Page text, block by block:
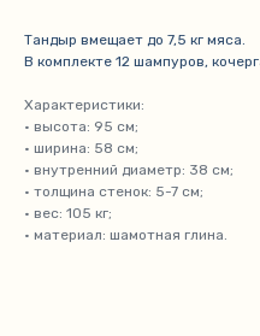
Тандыр вмещает до 7,5 кг мяса.
В комплекте 12 шампуров,
Характеристики:
• высота: 95 см;
• ширина: 58 см;
• внутренний диаметр: 38 см;
• толщина стенок: 5-7 см;
• вес: 105 кг;
• материал: шамотная глина.